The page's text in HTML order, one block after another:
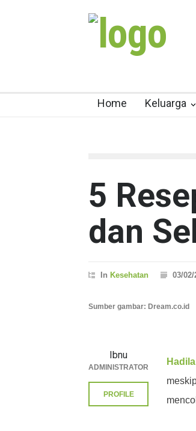
Home Keluarga
5
dan
In Kesehatan 03/02/
Sumber gambar: Dream.co.id
Ibnu
ADMINISTRATOR
PROFILE